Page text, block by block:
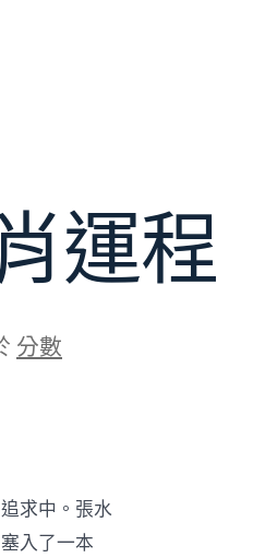
運程
分數
求中。張水
入了一本